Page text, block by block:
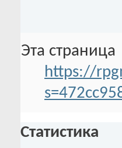
Эта страница
https://
Статистика